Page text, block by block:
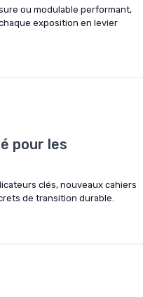
ou modulable performant,
exposition en levier
pour les
clés, nouveaux cahiers
de transition durable.